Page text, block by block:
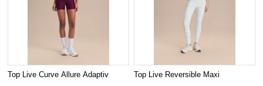
Top Live Curve Allure Adaptiv Top Live Reversible Maxi